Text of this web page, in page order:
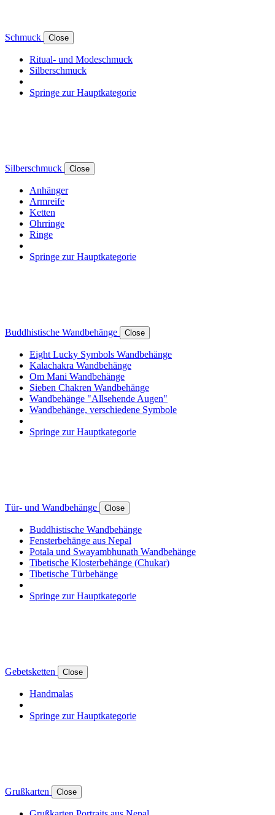
Schmuck Close
Ritual- und Modeschmuck
Silberschmuck
Springe zur Hauptkategorie
Silberschmuck Close
Anhänger
Armreife
Ketten
Ohrringe
Ringe
Springe zur Hauptkategorie
Buddhistische Wandbehänge Close
Eight Lucky Symbols Wandbehänge
Kalachakra Wandbehänge
Om Mani Wandbehänge
Sieben Chakren Wandbehänge
Wandbehänge "Allsehende Augen"
Wandbehänge, verschiedene Symbole
Springe zur Hauptkategorie
Tür- und Wandbehänge Close
Buddhistische Wandbehänge
Fensterbehänge aus Nepal
Potala und Swayambhunath Wandbehänge
Tibetische Klosterbehänge (Chukar)
Tibetische Türbehänge
Springe zur Hauptkategorie
Gebetsketten Close
Handmalas
Springe zur Hauptkategorie
Grußkarten Close